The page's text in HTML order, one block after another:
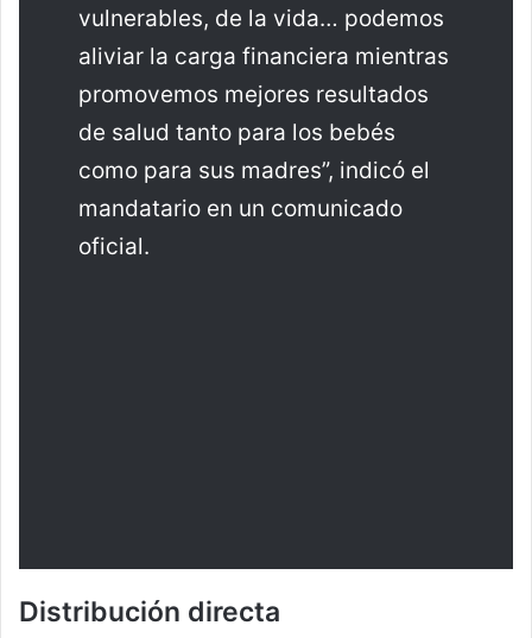
vulnerables, de la vida… podemos
aliviar la carga financiera mientras
promovemos mejores resultados
de salud tanto para los bebés
como para sus madres”, indicó el
mandatario en un comunicado
oficial.
Distribución directa